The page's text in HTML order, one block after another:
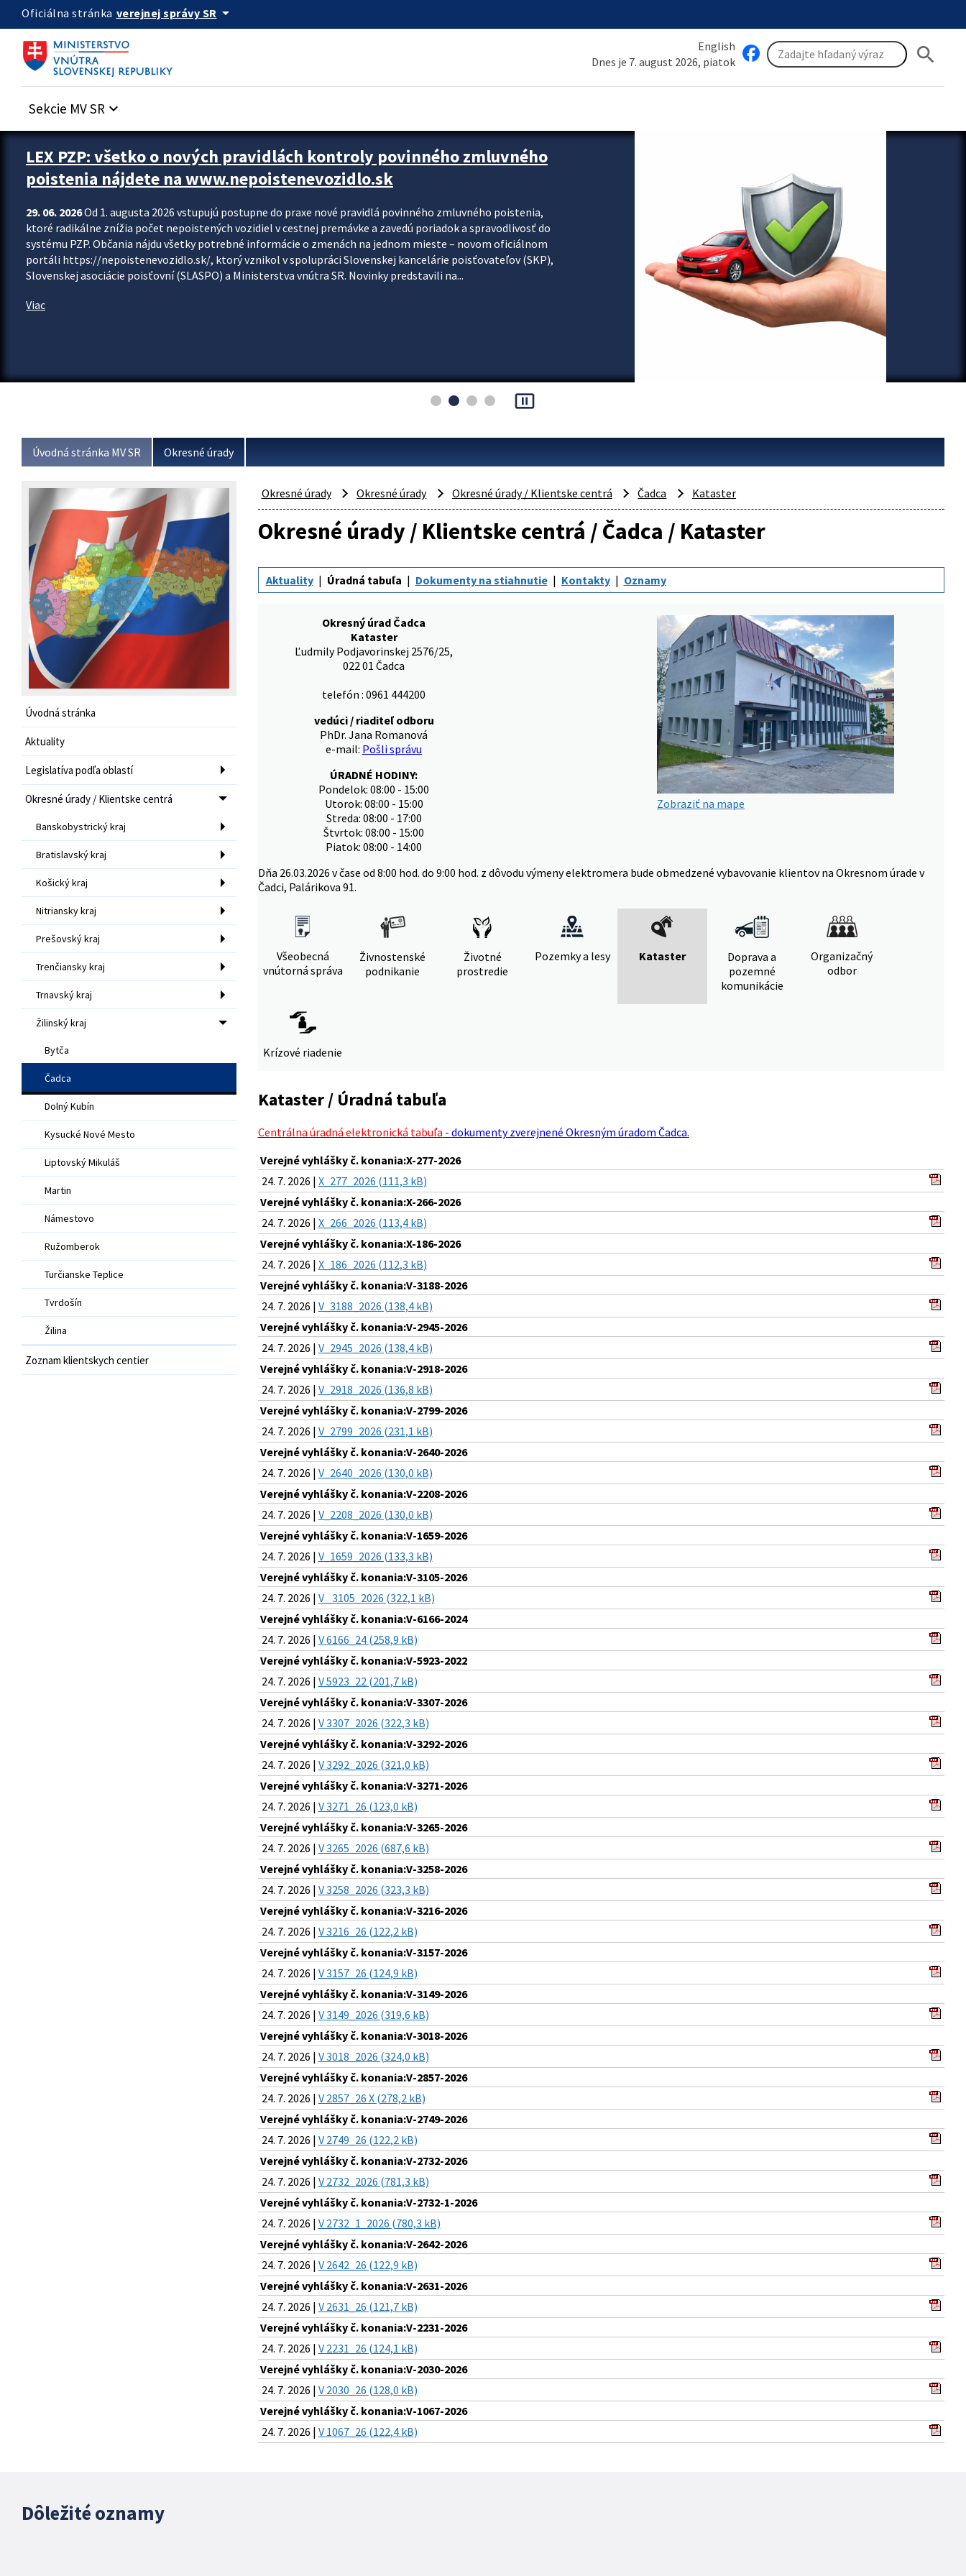
Preskocit na hlavný obsah
Oficiálna stránka verejnej správy SR arrow_drop_down
English
Dnes je 7. august 2026, piatok
search
Sekcie MV SR keyboard_arrow_down
Zastavit automatický posun upútavok
LEX PZP: všetko o nových pravidlách kontroly povinného zmluvného
poistenia nájdete na www.nepoistenevozidlo.sk
29. 06. 2026Od 1. augusta 2026 vstupujú postupne do praxe nové pravidlá povinného zmluvného poistenia,
ktoré radikálne znížia počet nepoistených vozidiel v cestnej premávke a zavedú poriadok a spravodlivosť do
systému PZP. Občania nájdu všetky potrebné informácie o zmenách na jednom mieste – novom oficiálnom
portáli https://nepoistenevozidlo.sk/, ktorý vznikol v spolupráci Slovenskej kancelárie poisťovateľov (SKP),
Slovenskej asociácie poisťovní (SLASPO) a Ministerstva vnútra SR. Novinky predstavili na...
Viac
pause_presentation
Úvodná stránka MV SR Okresné úrady
Úvodná stránka
Aktuality
Legislatíva podľa oblastí
Okresné úrady / Klientske centrá
Banskobystrický kraj
Bratislavský kraj
Košický kraj
Nitriansky kraj
Prešovský kraj
Trenčiansky kraj
Trnavský kraj
Žilinský kraj
Bytča
Čadca
Dolný Kubín
Kysucké Nové Mesto
Liptovský Mikuláš
Martin
Námestovo
Ružomberok
Turčianske Teplice
Tvrdošín
Žilina
Zoznam klientskych centier
Okresné úrady Okresné úrady Okresné úrady / Klientske centrá Čadca Kataster
Okresné úrady / Klientske centrá / Čadca / Kataster
Aktuality Úradná tabuľa Dokumenty na stiahnutie Kontakty Oznamy
Okresný úrad Čadca
Kataster
Ľudmily Podjavorinskej 2576/25,
022 01 Čadca
telefón : 0961 444200
vedúci / riaditeľ odboru
PhDr. Jana Romanová
e-mail: Pošli správu
ÚRADNÉ HODINY:
Pondelok: 08:00 - 15:00
Utorok: 08:00 - 15:00
Streda: 08:00 - 17:00
Štvrtok: 08:00 - 15:00
Piatok: 08:00 - 14:00
Zobraziť na mape
Dňa 26.03.2026 v čase od 8:00 hod. do 9:00 hod. z dôvodu výmeny elektromera bude obmedzené vybavovanie klientov na Okresnom úrade v
Čadci, Palárikova 91.
Všeobecná
vnútorná správa
Živnostenské
podnikanie
Životné
prostredie
Pozemky a lesy Kataster
Doprava a
pozemné
komunikácie
Organizačný
odbor
Krízové riadenie
Kataster / Úradná tabuľa
Centrálna úradná elektronická tabuľa - dokumenty zverejnené Okresným úradom Čadca.
Verejné vyhlášky č. konania:X-277-2026
24. 7. 2026 | X_277_2026 (111,3 kB)
Verejné vyhlášky č. konania:X-266-2026
24. 7. 2026 | X_266_2026 (113,4 kB)
Verejné vyhlášky č. konania:X-186-2026
24. 7. 2026 | X_186_2026 (112,3 kB)
Verejné vyhlášky č. konania:V-3188-2026
24. 7. 2026 | V_3188_2026 (138,4 kB)
Verejné vyhlášky č. konania:V-2945-2026
24. 7. 2026 | V_2945_2026 (138,4 kB)
Verejné vyhlášky č. konania:V-2918-2026
24. 7. 2026 | V_2918_2026 (136,8 kB)
Verejné vyhlášky č. konania:V-2799-2026
24. 7. 2026 | V_2799_2026 (231,1 kB)
Verejné vyhlášky č. konania:V-2640-2026
24. 7. 2026 | V_2640_2026 (130,0 kB)
Verejné vyhlášky č. konania:V-2208-2026
24. 7. 2026 | V_2208_2026 (130,0 kB)
Verejné vyhlášky č. konania:V-1659-2026
24. 7. 2026 | V_1659_2026 (133,3 kB)
Verejné vyhlášky č. konania:V-3105-2026
24. 7. 2026 | V _3105_2026 (322,1 kB)
Verejné vyhlášky č. konania:V-6166-2024
24. 7. 2026 | V 6166_24 (258,9 kB)
Verejné vyhlášky č. konania:V-5923-2022
24. 7. 2026 | V 5923_22 (201,7 kB)
Verejné vyhlášky č. konania:V-3307-2026
24. 7. 2026 | V 3307_2026 (322,3 kB)
Verejné vyhlášky č. konania:V-3292-2026
24. 7. 2026 | V 3292_2026 (321,0 kB)
Verejné vyhlášky č. konania:V-3271-2026
24. 7. 2026 | V 3271_26 (123,0 kB)
Verejné vyhlášky č. konania:V-3265-2026
24. 7. 2026 | V 3265_2026 (687,6 kB)
Verejné vyhlášky č. konania:V-3258-2026
24. 7. 2026 | V 3258_2026 (323,3 kB)
Verejné vyhlášky č. konania:V-3216-2026
24. 7. 2026 | V 3216_26 (122,2 kB)
Verejné vyhlášky č. konania:V-3157-2026
24. 7. 2026 | V 3157_26 (124,9 kB)
Verejné vyhlášky č. konania:V-3149-2026
24. 7. 2026 | V 3149_2026 (319,6 kB)
Verejné vyhlášky č. konania:V-3018-2026
24. 7. 2026 | V 3018_2026 (324,0 kB)
Verejné vyhlášky č. konania:V-2857-2026
24. 7. 2026 | V 2857_26 X (278,2 kB)
Verejné vyhlášky č. konania:V-2749-2026
24. 7. 2026 | V 2749_26 (122,2 kB)
Verejné vyhlášky č. konania:V-2732-2026
24. 7. 2026 | V 2732_2026 (781,3 kB)
Verejné vyhlášky č. konania:V-2732-1-2026
24. 7. 2026 | V 2732_1_2026 (780,3 kB)
Verejné vyhlášky č. konania:V-2642-2026
24. 7. 2026 | V 2642_26 (122,9 kB)
Verejné vyhlášky č. konania:V-2631-2026
24. 7. 2026 | V 2631_26 (121,7 kB)
Verejné vyhlášky č. konania:V-2231-2026
24. 7. 2026 | V 2231_26 (124,1 kB)
Verejné vyhlášky č. konania:V-2030-2026
24. 7. 2026 | V 2030_26 (128,0 kB)
Verejné vyhlášky č. konania:V-1067-2026
24. 7. 2026 | V 1067_26 (122,4 kB)
Dôležité oznamy